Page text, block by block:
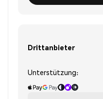
Drittanbieter
Unterstützung: